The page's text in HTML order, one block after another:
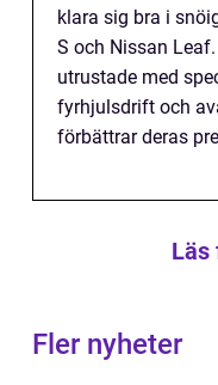
klara sig bra i
S och Nissan
utrustade med
fyrhjulsdrift och
förbättrar deras
Läs
Fler nyheter